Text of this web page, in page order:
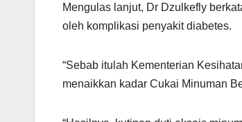
Mengulas lanjut, Dr Dzulkefly
oleh komplikasi penyakit diabetes.
“Sebab itulah Kementerian
menaikkan kadar Cukai Minuman